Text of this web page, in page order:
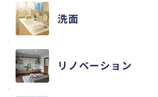
洗面
リノベーション